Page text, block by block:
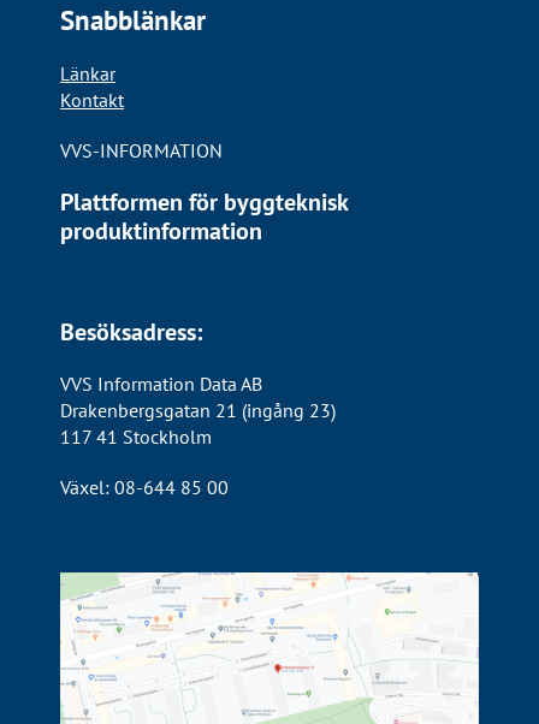
Snabblänkar
Länkar
Kontakt
VVS-INFORMATION
Plattformen för byggteknisk
produktinformation
Besöksadress:
VVS Information Data AB
Drakenbergsgatan 21 (ingång 23)
117 41 Stockholm
Växel: 08-644 85 00